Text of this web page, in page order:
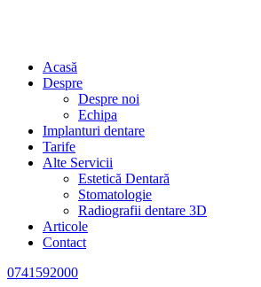
Acasă
Despre
Despre noi
Echipa
Implanturi dentare
Tarife
Alte Servicii
Estetică Dentară
Stomatologie
Radiografii dentare 3D
Articole
Contact
0741592000